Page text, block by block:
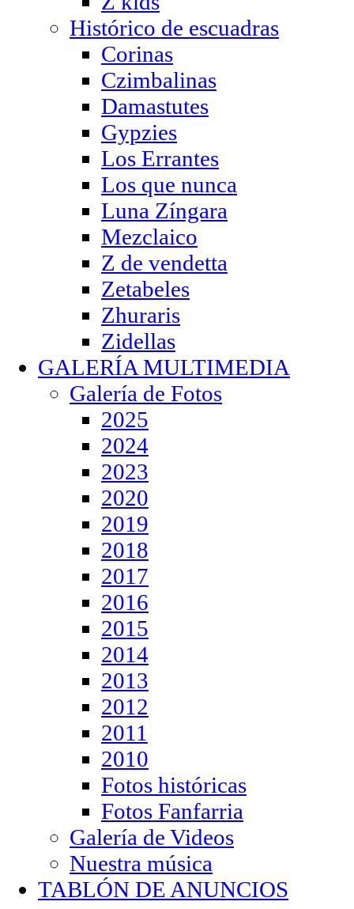
Histórico de escuadras
Corinas
Czimbalinas
Damastutes
Gypzies
Los Errantes
Los que nunca
Luna Zíngara
Mezclaico
Z de vendetta
Zetabeles
Zhuraris
Zidellas
GALERÍA MULTIMEDIA
Galería de Fotos
2025
2024
2023
2020
2019
2018
2017
2016
2015
2014
2013
2012
2011
2010
Fotos históricas
Fotos Fanfarria
Galería de Videos
Nuestra música
TABLÓN DE ANUNCIOS